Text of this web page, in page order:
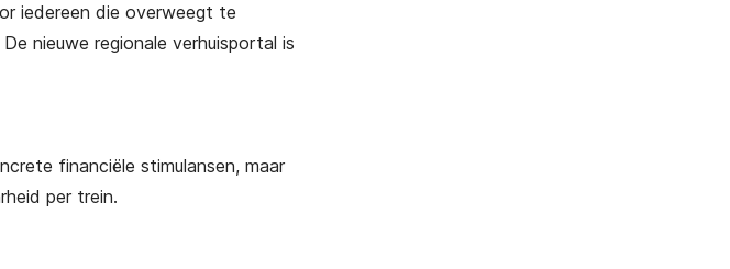
iedereen die overweegt te
nieuwe regionale verhuisportal is
financiële stimulansen, maar
per trein.